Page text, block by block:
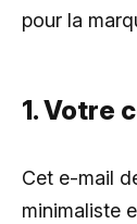
pour la
1. Votre
Cet e-mail
minimaliste